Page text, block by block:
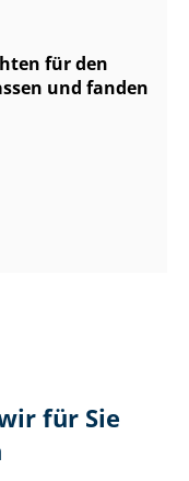
für den
und fanden
für Sie